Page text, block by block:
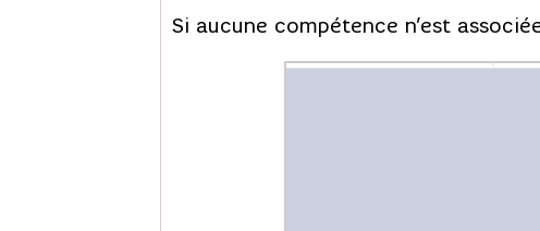
Si aucune compétence n’est